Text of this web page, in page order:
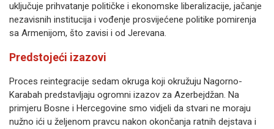
uključuje prihvatanje političke i ekonomske liberalizacije, jačanje
nezavisnih institucija i vođenje prosvijećene politike pomirenja
sa Armenijom, što zavisi i od Jerevana.
Predstojeći izazovi
Proces reintegracije sedam okruga koji okružuju Nagorno-
Karabah predstavljaju ogromni izazov za Azerbejdžan. Na
primjeru Bosne i Hercegovine smo vidjeli da stvari ne moraju
nužno ići u željenom pravcu nakon okončanja ratnih dejstava i